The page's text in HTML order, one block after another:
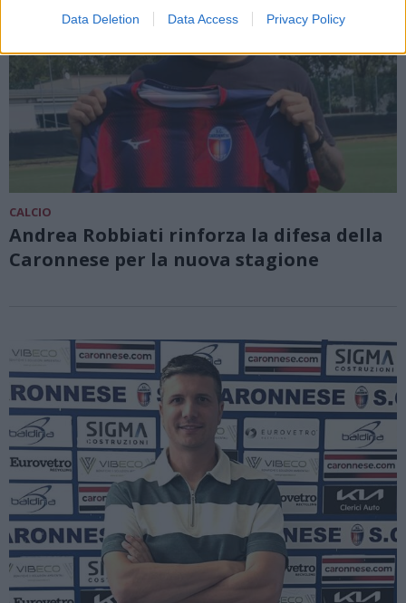
Data Deletion Data Access Privacy Policy
CALCIO
Andrea Robbiati rinforza la difesa della
Caronnese per la nuova stagione